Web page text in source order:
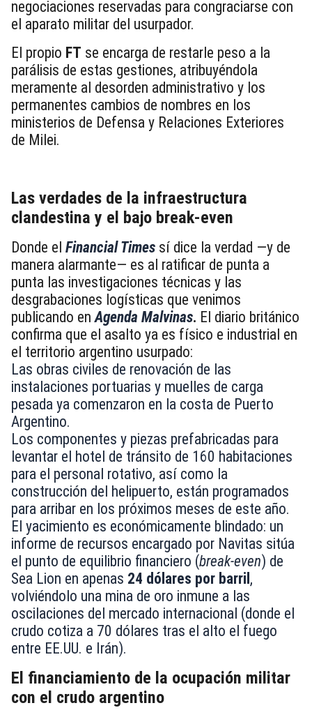
negociaciones reservadas para congraciarse con
el aparato militar del usurpador.
El propio FT se encarga de restarle peso a la
parálisis de estas gestiones, atribuyéndola
meramente al desorden administrativo y los
permanentes cambios de nombres en los
ministerios de Defensa y Relaciones Exteriores
de Milei.
Las verdades de la infraestructura
clandestina y el bajo break-even
Donde el Financial Times sí dice la verdad —y de
manera alarmante— es al ratificar de punta a
punta las investigaciones técnicas y las
desgrabaciones logísticas que venimos
publicando enAgenda Malvinas. El diario británico
confirma que el asalto ya es físico e industrial en
el territorio argentino usurpado:
Las obras civiles de renovación de las
instalaciones portuarias y muelles de carga
pesada ya comenzaron en la costa de Puerto
Argentino.
Los componentes y piezas prefabricadas para
levantar el hotel de tránsito de 160 habitaciones
para el personal rotativo, así como la
construcción del helipuerto, están programados
para arribar en los próximos meses de este año.
El yacimiento es económicamente blindado: un
informe de recursos encargado por Navitas sitúa
el punto de equilibrio financiero (break-even) de
Sea Lion en apenas 24 dólares por barril ,
volviéndolo una mina de oro inmune a las
oscilaciones del mercado internacional (donde el
crudo cotiza a 70 dólares tras el alto el fuego
entre EE.UU. e Irán).
El financiamiento de la ocupación militar
con el crudo argentino